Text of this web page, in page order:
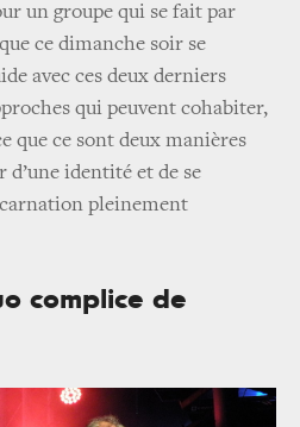
un groupe qui se fait par
ce dimanche soir se
avec ces deux derniers
qui peuvent cohabiter,
que ce sont deux manières
d’une identité et de se
pleinement
complice de